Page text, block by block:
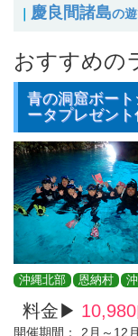
慶良間諸島の
おすすめの
青の洞窟ボー
ータプレゼント
沖縄北部 恩納村
料金▶ 10,980
開催期間：
2月～12月